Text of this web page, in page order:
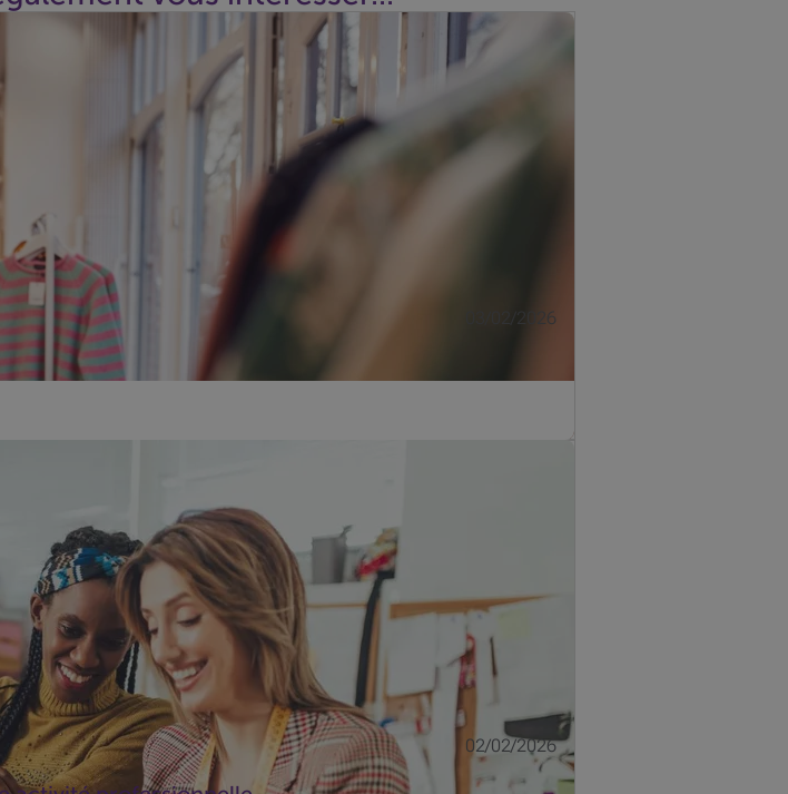
03/02/2026
paient ces fléaux au prix fort. Rien de tel que des mesures
02/02/2026
des risques de cambriolage et d'incendie? Homiris Pro est un